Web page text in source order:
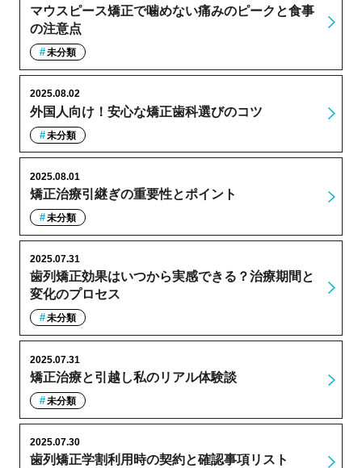
マウスピース矯正で噛めない痛みのピークと食事
の注意点
未分類
外国人向け！安心な矯正歯科選びのコツ
2025.08.02
未分類
矯正治療引継ぎの重要性とポイント
2025.08.01
未分類
歯列矯正効果はいつから実感できる？治療期間と
変化のプロセス
2025.07.31
未分類
矯正治療と引越し私のリアル体験談
2025.07.31
未分類
歯列矯正学割利用時の契約と確認事項リスト
2025.07.30